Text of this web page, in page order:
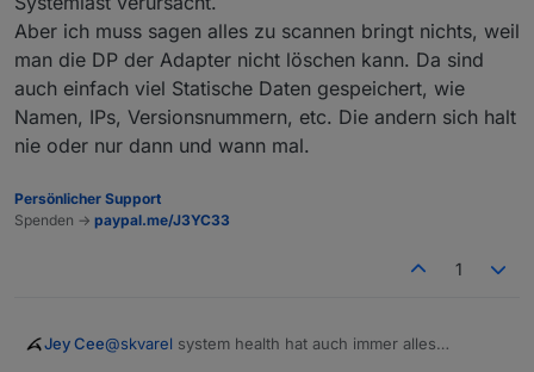
Aber ich muss sagen alles zu scannen bringt nichts, weil
man die DP der Adapter nicht löschen kann. Da sind
auch einfach viel Statische Daten gespeichert, wie
Namen, IPs, Versionsnummern, etc. Die andern sich halt
nie oder nur dann und wann mal.
Persönlicher Support
Spenden -> paypal.me/J3YC33
1
Jey Cee@skvarel system health hat auch immer alles